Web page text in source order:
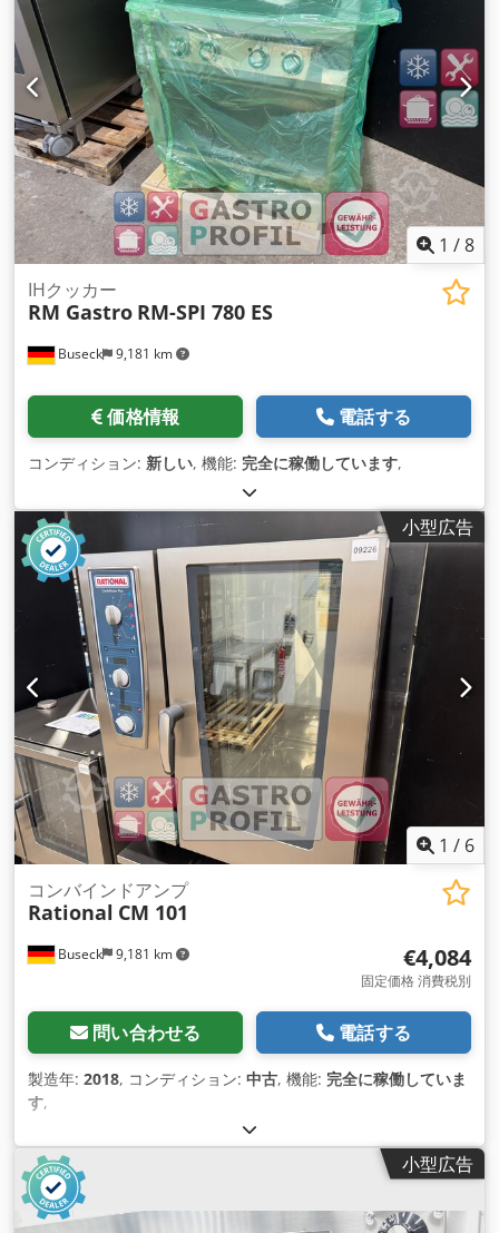
1 /8
Buseck 9,181 km
IHクッカー
RM Gastro RM-SPI 780 ES
価格情報 電話する
コンディション: 新しい, 機能: 完全に稼働しています,
小型広告
1 / 6
Buseck 9,181 km
コンバインドアンプ
Rational CM 101
€4,084
固定価格 消費税別
問い合わせる 電話する
製造年: 2018, コンディション: 中古, 機能: 完全に稼働していま
す,
小型広告